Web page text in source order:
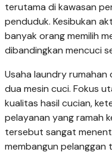
terutama di kawasan
penduduk. Kesibukan
banyak orang memilih
dibandingkan mencuci
Usaha laundry
dua mesin cuci. Fokus
kualitas hasil cucian,
pelayanan yang ramah
tersebut sangat
membangun pelanggan